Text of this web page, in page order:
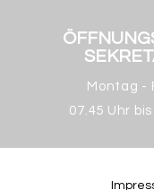
Montag -
07.45 Uhr